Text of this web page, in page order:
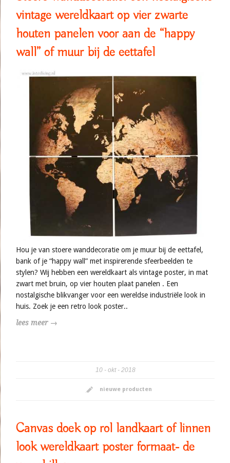
vintage wereldkaart op vier zwarte
houten panelen voor aan de “happy
wall” of muur bij de eettafel
Hou je van stoere wanddecoratie om je muur bij de eettafel,
bank of je “happy wall” met inspirerende sfeerbeelden te
stylen? Wij hebben een wereldkaart als vintage poster, in mat
zwart met bruin, op vier houten plaat panelen . Een
nostalgische blikvanger voor een wereldse industriële look in
huis. Zoek je een retro look poster..
lees meer →
10 okt 2018
nieuwe producten
Canvas doek op rol landkaart of linnen
look wereldkaart poster formaat- de